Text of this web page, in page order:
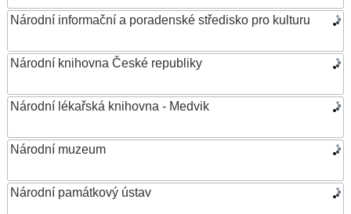
Národní informační a poradenské středisko pro kulturu
Národní knihovna České republiky
Národní lékařská knihovna - Medvik
Národní muzeum
Národní památkový ústav